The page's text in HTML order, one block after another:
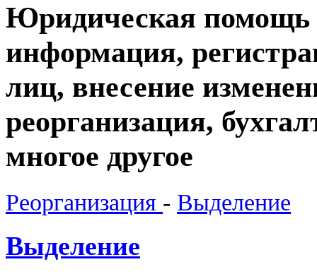
Юридическая помощь
информация,
лиц, внесение
реорганизация,
многое другое
Реорганизация - Выделение
Выделение